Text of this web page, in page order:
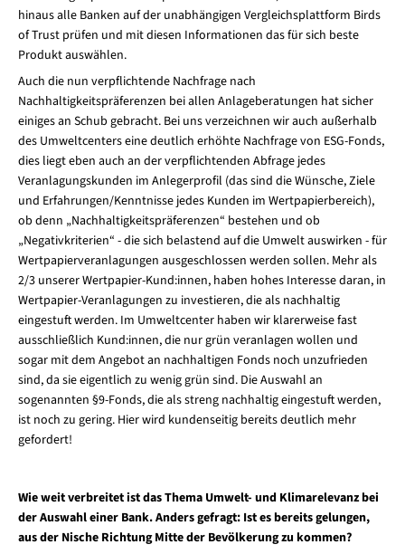
hinaus alle Banken auf der unabhängigen Vergleichsplattform Birds
of Trust prüfen und mit diesen Informationen das für sich beste
Produkt auswählen.
Auch die nun verpflichtende Nachfrage nach
Nachhaltigkeitspräferenzen bei allen Anlageberatungen hat sicher
einiges an Schub gebracht. Bei uns verzeichnen wir auch außerhalb
des Umweltcenters eine deutlich erhöhte Nachfrage von ESG-Fonds,
dies liegt eben auch an der verpflichtenden Abfrage jedes
Veranlagungskunden im Anlegerprofil (das sind die Wünsche, Ziele
und Erfahrungen/Kenntnisse jedes Kunden im Wertpapierbereich),
ob denn „Nachhaltigkeitspräferenzen“ bestehen und ob
„Negativkriterien“ - die sich belastend auf die Umwelt auswirken - für
Wertpapierveranlagungen ausgeschlossen werden sollen. Mehr als
2/3 unserer Wertpapier-Kund:innen, haben hohes Interesse daran, in
Wertpapier-Veranlagungen zu investieren, die als nachhaltig
eingestuft werden. Im Umweltcenter haben wir klarerweise fast
ausschließlich Kund:innen, die nur grün veranlagen wollen und
sogar mit dem Angebot an nachhaltigen Fonds noch unzufrieden
sind, da sie eigentlich zu wenig grün sind. Die Auswahl an
sogenannten §9-Fonds, die als streng nachhaltig eingestuft werden,
ist noch zu gering. Hier wird kundenseitig bereits deutlich mehr
gefordert!
Wie weit verbreitet ist das Thema Umwelt- und Klimarelevanz bei
der Auswahl einer Bank. Anders gefragt: Ist es bereits gelungen,
aus der Nische Richtung Mitte der Bevölkerung zu kommen?